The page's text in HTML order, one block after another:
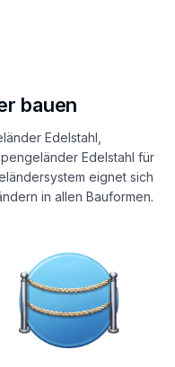
bauen
Edelstahl,
Edelstahl für
eignet sich
in allen Bauformen.